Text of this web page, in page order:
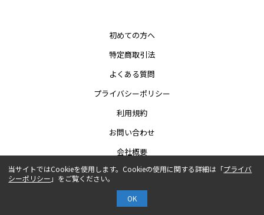
初めての方へ
特定商取引法
よくある質問
プライバシーポリシー
利用規約
お問い合わせ
会社概要
COPYRIGHT© AUTHENTIC CO.,LTD.
当サイトではCookieを使用します。Cookieの使用に関する詳細は「プライバ
シーポリシー 」をご覧ください。
OK